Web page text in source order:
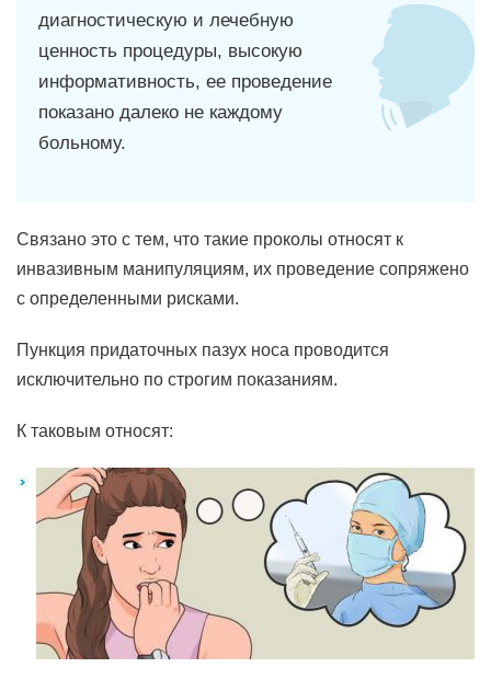
диагностическую и лечебную
ценность процедуры, высокую
информативность, ее проведение
показано далеко не каждому
больному.
Связано это с тем, что такие проколы относят к
инвазивным манипуляциям, их проведение сопряжено
с определенными рисками.
Пункция придаточных пазух носа проводится
исключительно по строгим показаниям.
К таковым относят: